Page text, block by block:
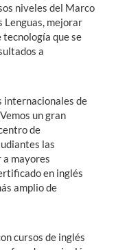
niveles del Marco
Lenguas, mejorar
que se
a
internacionales de
un gran
de
las
mayores
en inglés
amplio de
cursos de inglés